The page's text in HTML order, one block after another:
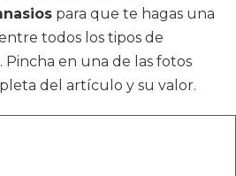
para que te hagas una
todos los tipos de
en una de las fotos
del artículo y su valor.